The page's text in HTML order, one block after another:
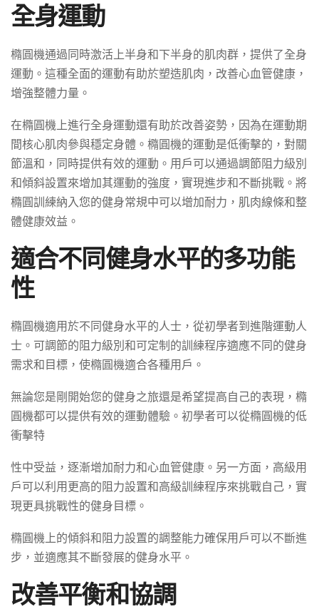
全身運動
橢圓機通過同時激活上半身和下半身的肌肉群，提供了全身
運動。這種全面的運動有助於塑造肌肉，改善心血管健康，
增強整體力量。
在橢圓機上進行全身運動還有助於改善姿勢，因為在運動期
間核心肌肉參與穩定身體。橢圓機的運動是低衝擊的，對關
節溫和，同時提供有效的運動。用戶可以通過調節阻力級別
和傾斜設置來增加其運動的強度，實現進步和不斷挑戰。將
橢圓訓練納入您的健身常規中可以增加耐力，肌肉線條和整
體健康效益。
適合不同健身水平的多功能
性
橢圓機適用於不同健身水平的人士，從初學者到進階運動人
士。可調節的阻力級別和可定制的訓練程序適應不同的健身
需求和目標，使橢圓機適合各種用戶。
無論您是剛開始您的健身之旅還是希望提高自己的表現，橢
圓機都可以提供有效的運動體驗。初學者可以從橢圓機的低
衝擊特
性中受益，逐漸增加耐力和心血管健康。另一方面，高級用
戶可以利用更高的阻力設置和高級訓練程序來挑戰自己，實
現更具挑戰性的健身目標。
橢圓機上的傾斜和阻力設置的調整能力確保用戶可以不斷進
步，並適應其不斷發展的健身水平。
改善平衡和協調